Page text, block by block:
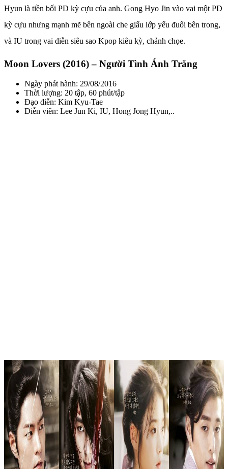
Hyun là tiền bối PD kỳ cựu của anh. Gong Hyo Jin vào vai một PD
kỳ cựu nhưng mạnh mẽ bên ngoài che giấu lớp yếu đuối bên trong,
và IU trong vai diễn siêu sao Kpop kiêu kỳ, chảnh chọe.
Moon Lovers (2016) – Người Tình Ánh Trăng
Ngày phát hành: 29/08/2016
Thời lượng: 20 tập, 60 phút/tập
Đạo diễn: Kim Kyu-Tae
Diễn viên: Lee Jun Ki, IU, Hong Jong Hyun,..